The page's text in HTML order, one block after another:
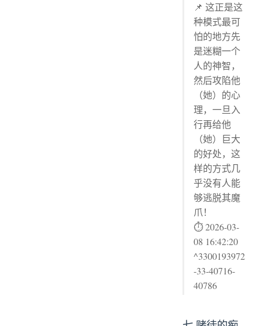
📌 这正是这
种模式最可
怕的地方先
是迷糊一个
人的神智，
然后攻陷他
（她）的心
理，一旦入
行再给他
（她）巨大
的好处，这
样的方式几
乎没有人能
够逃脱其魔
爪！
⏱ 2026-03-
08 16:42:20
^3300193972
-33-40716-
40786